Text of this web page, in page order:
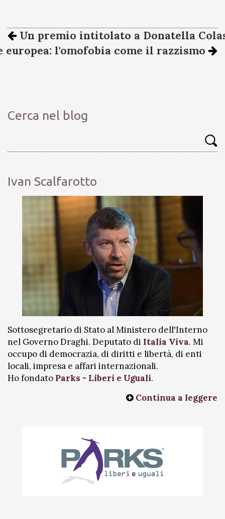
Un premio intitolato a Donatella
europea: l'omofobia come il razzismo
Cerca nel blog
Ivan Scalfarotto
Sottosegretario di Stato al Ministero dell'Interno
nel Governo Draghi. Deputato di Italia Viva. Mi
occupo di democrazia, di diritti e libertà, di enti
locali, impresa e affari internazionali.
Ho fondato Parks - Liberi e Uguali.
Continua a leggere